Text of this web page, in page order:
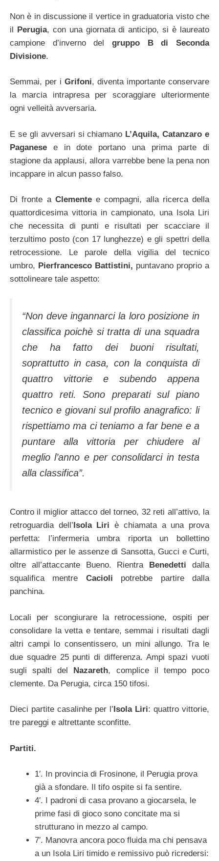
Non è in discussione il vertice in graduatoria visto che
il Perugia, con una giornata di anticipo, si è laureato
campione d’inverno del gruppo B di Seconda
Divisione.
Semmai, per i Grifoni, diventa importante conservare
la marcia intrapresa per scoraggiare ulteriormente
ogni velleità avversaria.
E se gli avversari si chiamano L’Aquila, Catanzaro e
Paganese e in dote portano una prima parte di
stagione da applausi, allora varrebbe bene la pena non
incappare in alcun passo falso.
Di fronte a Clementee compagni, alla ricerca della
quattordicesima vittoria in campionato, una Isola Liri
che necessita di punti e risultati per scacciare il
terzultimo posto (con 17 lunghezze) e gli spettri della
retrocessione. Le parole della vigilia del tecnico
umbro, Pierfrancesco Battistini, puntavano proprio a
sottolineare tale aspetto:
“Non deve ingannarci la loro posizione in
classifica poichè si tratta di una squadra
che ha fatto dei buoni risultati,
soprattutto in casa, con la conquista di
quattro vittorie e subendo appena
quattro reti. Sono preparati sul piano
tecnico e giovani sul profilo anagrafico: li
rispettiamo ma ci teniamo a far bene e a
puntare alla vittoria per chiudere al
meglio l’anno e per consolidarci in testa
alla classifica”.
Contro il miglior attacco del torneo, 32 reti all’attivo, la
retroguardia dell’ Isola Liri è chiamata a una prova
perfetta: l’infermeria umbra riporta un bollettino
allarmistico per le assenze di Sansotta, Gucci e Curti,
oltre all’attaccante Bueno. Rientra
Benedetti dalla
squalifica mentre Cacioli potrebbe partire dalla
panchina.
Locali per scongiurare la retrocessione, ospiti per
consolidare la vetta e tentare, semmai i risultati dagli
altri campi lo consentissero, un mini allungo. Tra le
due squadre 25 punti di differenza. Ampi spazi vuoti
sugli spalti del Nazareth, complice il tempo poco
clemente. Da Perugia, circa 150 tifosi.
Dieci partite casalinhe per l’ Isola Liri: quattro vittorie,
tre pareggi e altrettante sconfitte.
Partiti.
1′. In provincia di Frosinone, il Perugia prova
già a sfondare. Il tifo ospite si fa sentire.
4′. I padroni di casa provano a giocarsela, le
prime fasi di gioco sono concitate ma si
strutturano in mezzo al campo.
7′. Manovra ancora poco fluida ma chi pensava
a un Isola Liri timido e remissivo può ricredersi: